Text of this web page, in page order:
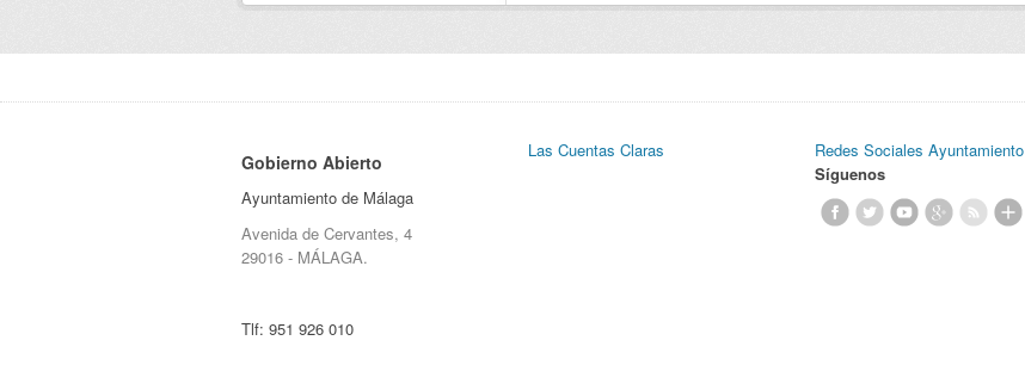
Gobierno Abierto
Ayuntamiento de Málaga
Avenida de Cervantes, 4
29016 - MÁLAGA.
Tlf: 951 926 010
Las Cuentas Claras
Redes Sociales Ayuntamiento
Síguenos